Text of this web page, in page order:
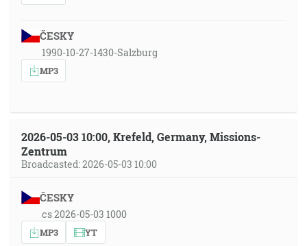
ČESKY
1990-10-27-1430-Salzburg
MP3
2026-05-03 10:00, Krefeld, Germany, Missions-
Zentrum
Broadcasted: 2026-05-03 10:00
ČESKY
cs 2026-05-03 1000
MP3 YT